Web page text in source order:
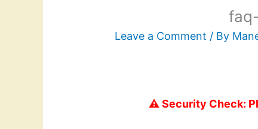
Leave a Comment / By
⚠️ Security Check: